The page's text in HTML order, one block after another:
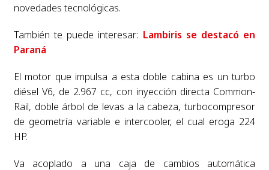
novedades tecnológicas.
También te puede interesar: Lambiris se destacó en
Paraná
El motor que impulsa a esta doble cabina es un turbo
diésel V6, de 2.967 cc, con inyección directa Common-
Rail, doble árbol de levas a la cabeza, turbocompresor
de geometría variable e intercooler, el cual eroga 224
HP.
Va acoplado a una caja de cambios automática